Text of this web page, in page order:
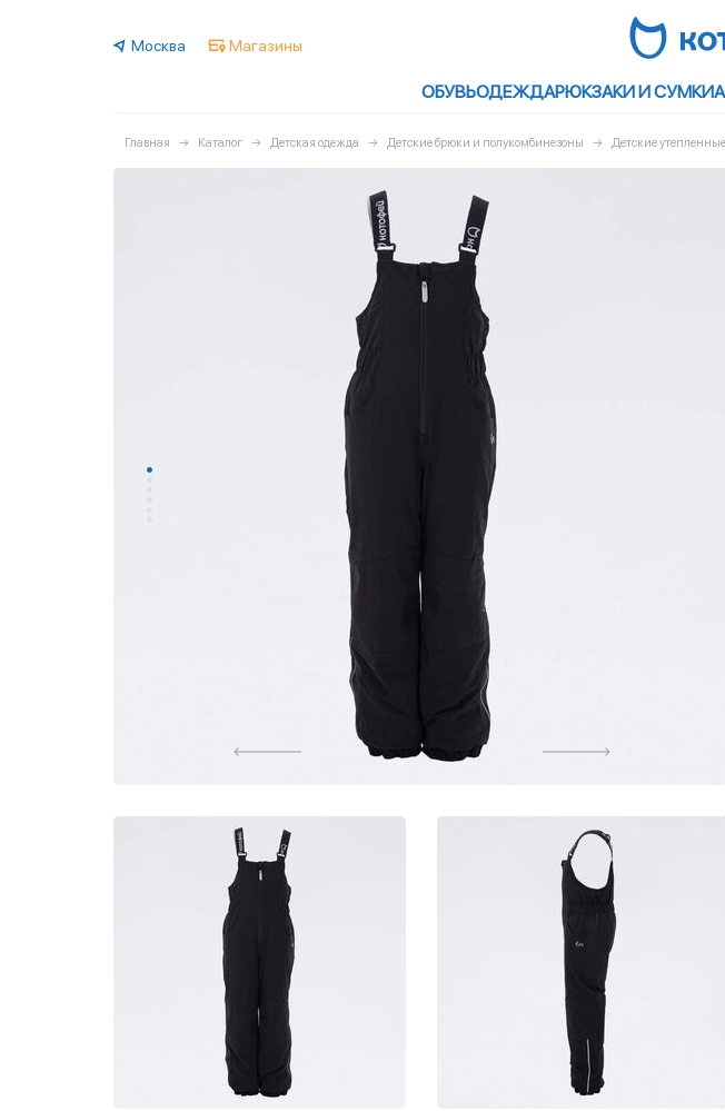
Москва Магазины
ОБУВЬОДЕЖДАРЮКЗАКИ И СУМКИ
Главная Каталог Детская одежда Детские брюки и полукомбинезоны Детские